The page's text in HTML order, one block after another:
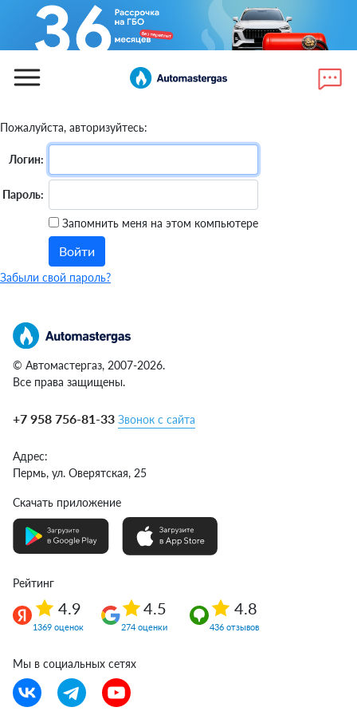
Пожалуйста, авторизуйтесь:
Логин:
Пароль:
Запомнить меня на этом компьютере
Забыли свой пароль?
© Автомастергаз, 2007-2026.
Все права защищены.
+7 958 756-81-33 Звонок с сайта
Адрес:
Пермь, ул. Оверятская, 25
Скачать приложение
Рейтинг
4.9
1369 оценок
4.5
274 оценки
4.8
436 отзывов
Мы в социальных сетях